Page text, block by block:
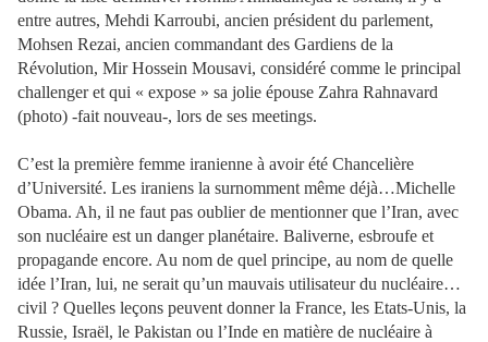
entre autres, Mehdi Karroubi, ancien président du parlement,
Mohsen Rezai, ancien commandant des Gardiens de la
Révolution, Mir Hossein Mousavi, considéré comme le principal
challenger et qui « expose » sa jolie épouse Zahra Rahnavard
(photo) -fait nouveau-, lors de ses meetings.
C’est la première femme iranienne à avoir été Chancelière
d’Université. Les iraniens la surnomment même déjà…Michelle
Obama. Ah, il ne faut pas oublier de mentionner que l’Iran, avec
son nucléaire est un danger planétaire. Baliverne, esbroufe et
propagande encore. Au nom de quel principe, au nom de quelle
idée l’Iran, lui, ne serait qu’un mauvais utilisateur du nucléaire…
civil ? Quelles leçons peuvent donner la France, les Etats-Unis, la
Russie, Israël, le Pakistan ou l’Inde en matière de nucléaire à